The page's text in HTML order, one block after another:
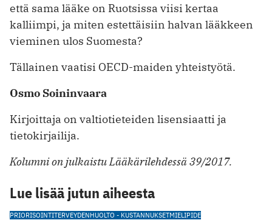
että sama lääke on Ruotsissa viisi kertaa
kalliimpi, ja miten estettäisiin halvan lääkkeen
vieminen ulos Suomesta?
Tällainen vaatisi OECD-maiden yhteistyötä.
Osmo Soininvaara
Kirjoittaja on valtiotieteiden lisensiaatti ja
tietokirjailija.
Kolumni on julkaistu Lääkärilehdessä 39/2017.
Lue lisää jutun aiheesta
PRIORISOINTITERVEYDENHUOLTO - KUSTANNUKSETMIELIPIDE